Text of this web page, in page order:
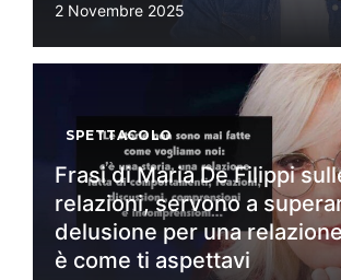
2 Novembre 2025
SPETTACOLO
Frasi di Maria De Filippi
relazioni, servono a
delusione per una
è come ti aspettavi